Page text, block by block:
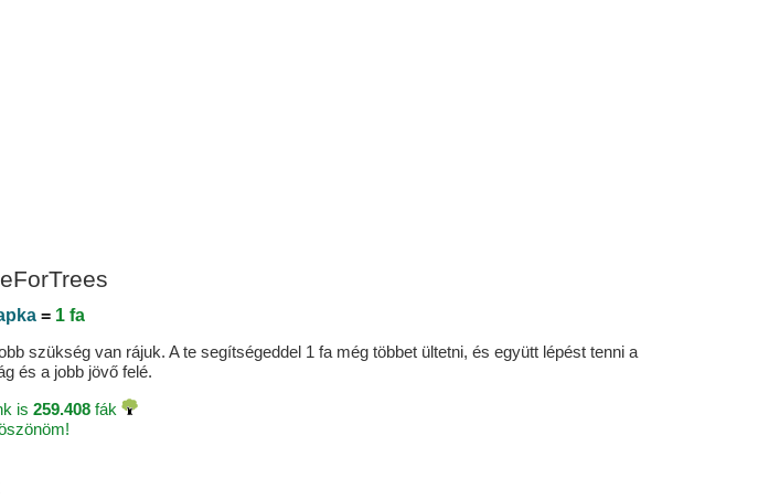
= 1 fa
szükség van rájuk. A te segítségeddel 1 fa még többet ültetni, és együtt lépést tenni a
és a jobb jövő felé.
is 259.408fák